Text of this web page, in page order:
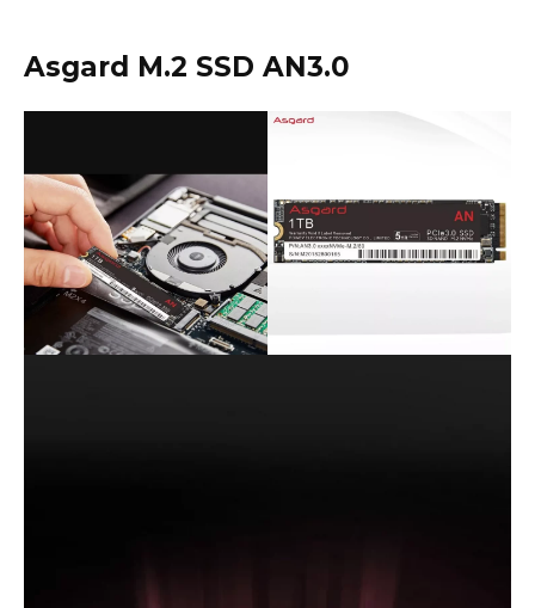
Asgard M.2 SSD AN3.0